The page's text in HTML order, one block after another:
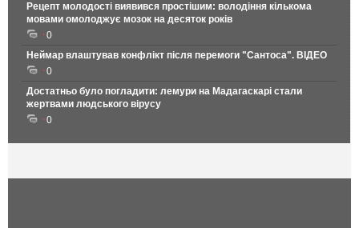
Рецепт молодості виявився простішим: володіння кількома
мовами омолоджує мозок на десяток років
0
Неймар влаштував конфлікт після перемоги "Сантоса". ВІДЕО
0
Достатньо було погладити: лемури на Мадагаскарі стали
жертвами людського вірусу
0